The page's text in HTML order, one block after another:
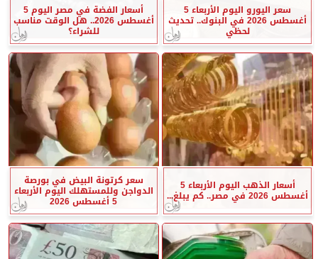
سعر اليورو اليوم الأربعاء 5
أغسطس 2026 في البنوك.. تحديث
لحظي
أسعار الفضة في مصر اليوم 5
أغسطس 2026.. هل الوقت مناسب
للشراء؟
أسعار الذهب اليوم الأربعاء 5
أغسطس 2026 في مصر.. كم يبلغ...
سعر كرتونة البيض في بورصة
الدواجن وللمستهلك اليوم الأربعاء
5 أغسطس 2026